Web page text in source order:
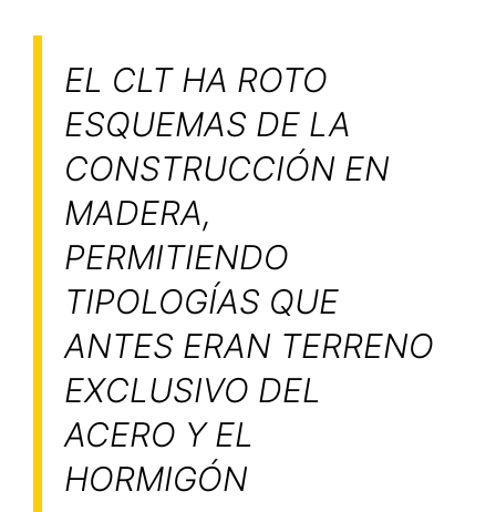
EL CLT HA ROTO
ESQUEMAS DE LA
CONSTRUCCIÓN EN
MADERA,
PERMITIENDO
TIPOLOGÍAS QUE
ANTES ERAN TERRENO
EXCLUSIVO DEL
ACERO Y EL
HORMIGÓN